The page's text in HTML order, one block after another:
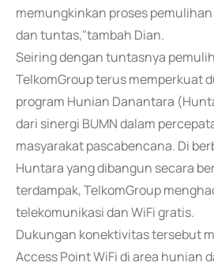
memungkinkan proses
dan tuntas,"tambah Dian.
Seiring dengan tuntasnya
TelkomGroup terus memperkuat
program Hunian Danantara
dari sinergi BUMN dalam
masyarakat pascabencana. Di
Huntara yang dibangun secara
terdampak, TelkomGroup
telekomunikasi dan WiFi gratis.
Dukungan konektivitas tersebut
Access Point WiFi di area hunian